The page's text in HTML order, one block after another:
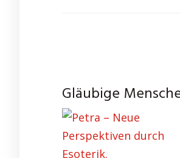
Gläubige